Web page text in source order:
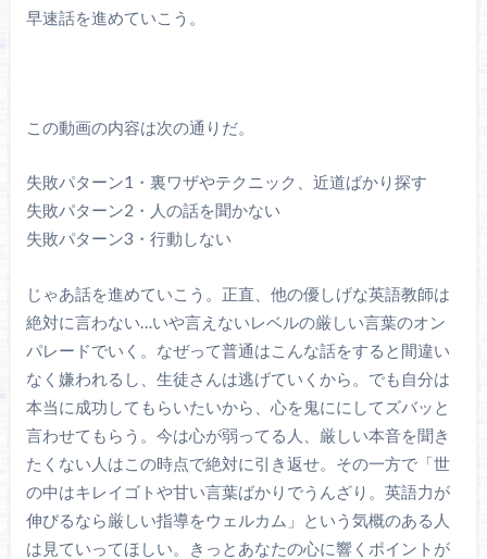
早速話を進めていこう。
この動画の内容は次の通りだ。
失敗パターン1・裏ワザやテクニック、近道ばかり探す
失敗パターン2・人の話を聞かない
失敗パターン3・行動しない
じゃあ話を進めていこう。正直、他の優しげな英語教師は
絶対に言わない…いや言えないレベルの厳しい言葉のオン
パレードでいく。なぜって普通はこんな話をすると間違い
なく嫌われるし、生徒さんは逃げていくから。でも自分は
本当に成功してもらいたいから、心を鬼ににしてズバッと
言わせてもらう。今は心が弱ってる人、厳しい本音を聞き
たくない人はこの時点で絶対に引き返せ。その一方で「世
の中はキレイゴトや甘い言葉ばかりでうんざり。英語力が
伸びるなら厳しい指導をウェルカム」という気概のある人
は見ていってほしい。きっとあなたの心に響くポイントが